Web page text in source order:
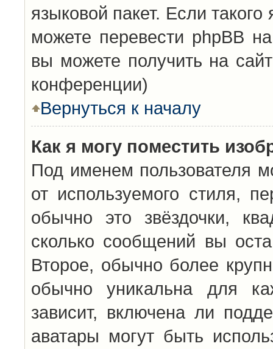
языковой пакет. Если
можете перевести phpBB
вы можете получить на
конференции)
Вернуться к началу
Как я могу поместить
Под именем пользователя
от используемого стиля,
обычно это звёздочки,
сколько сообщений вы
Второе, обычно более
обычно уникальна для
зависит, включена ли
аватары могут быть